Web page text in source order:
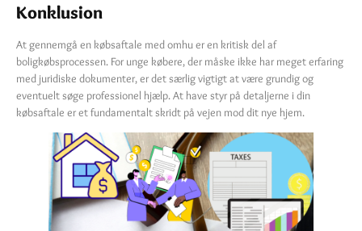
Konklusion
At gennemgå en købsaftale med omhu er en kritisk del af
boligkøbsprocessen. For unge købere, der måske ikke har meget erfaring
med juridiske dokumenter, er det særlig vigtigt at være grundig og
eventuelt søge professionel hjælp. At have styr på detaljerne i din
købsaftale er et fundamentalt skridt på vejen mod dit nye hjem.